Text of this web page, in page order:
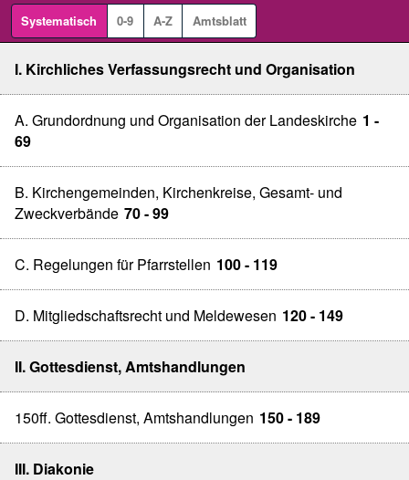
Systematisch 0-9 A-Z Amtsblatt
I. Kirchliches Verfassungsrecht und Organisation
A. Grundordnung und Organisation der Landeskirche 1 -
69
B. Kirchengemeinden, Kirchenkreise, Gesamt- und
Zweckverbände 70 - 99
C. Regelungen für Pfarrstellen 100 - 119
D. Mitgliedschaftsrecht und Meldewesen 120 - 149
II. Gottesdienst, Amtshandlungen
150ff. Gottesdienst, Amtshandlungen 150 - 189
III. Diakonie